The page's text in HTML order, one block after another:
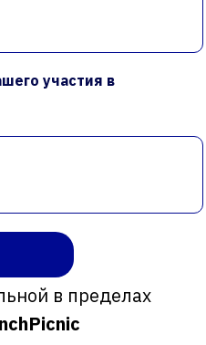
участия в
в пределах